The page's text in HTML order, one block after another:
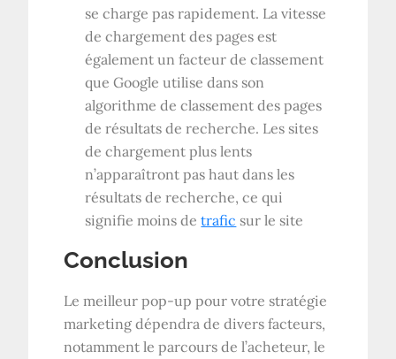
se charge pas rapidement. La vitesse
de chargement des pages est
également un facteur de classement
que Google utilise dans son
algorithme de classement des pages
de résultats de recherche. Les sites
de chargement plus lents
n’apparaîtront pas haut dans les
résultats de recherche, ce qui
signifie moins detrafic sur le site
Conclusion
Le meilleur pop-up pour votre stratégie
marketing dépendra de divers facteurs,
notamment le parcours de l’acheteur, le